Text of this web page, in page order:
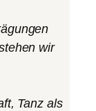
wir
Tanz als